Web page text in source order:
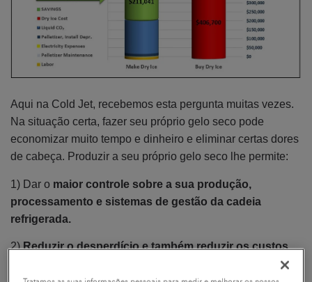
Aqui na Cold Jet, recebemos esta pergunta muitas vezes.
Na situação certa, fazer seu próprio gelo seco pode
economizar muito tempo e dinheiro e eliminar certas dores
de cabeça. Produzir a seu próprio gelo seco lhe permite:
1) Dar o maior controle sobre a sua produção,
processamento e sistemas de gestão da cadeia
refrigerada.
2)Reduzir o desperdício e também reduzir os custos